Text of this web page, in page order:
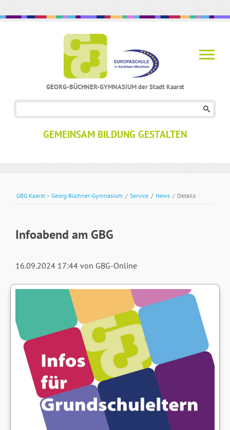
GEORG-BÜCHNER-GYMNASIUM der Stadt Kaarst
GEMEINSAM BILDUNG GESTALTEN
GBG Kaarst – Georg-Büchner-Gymnasium / Service / News / Details
Infoabend am GBG
16.09.2024 17:44von GBG-Online